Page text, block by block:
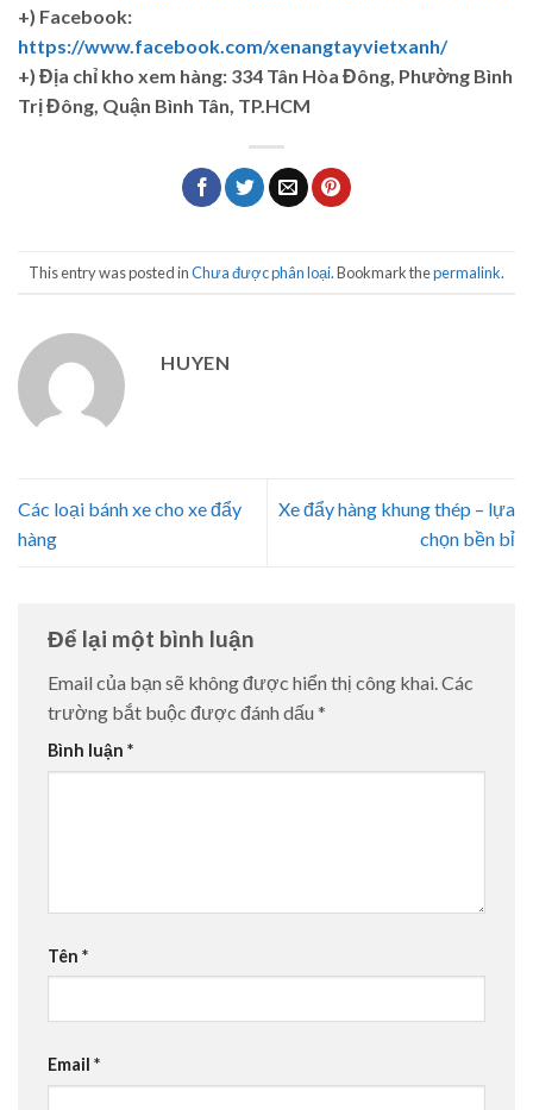
+) Facebook:
https://www.facebook.com/xenangtayvietxanh/
+) Địa chỉ kho xem hàng: 334 Tân Hòa Đông, Phường Bình
Trị Đông, Quận Bình Tân, TP.HCM
This entry was posted inChưa được phân loại. Bookmark thepermalink.
HUYEN
Các loại bánh xe cho xe đẩy
hàng
Xe đẩy hàng khung thép – lựa
chọn bền bỉ
Để lại một bình luận
Email của bạn sẽ không được hiển thị công khai.Các
trường bắt buộc được đánh dấu *
Bình luận *
Tên *
Email *